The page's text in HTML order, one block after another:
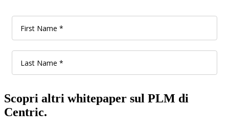
Scopri altri whitepaper sul PLM di
Centric.